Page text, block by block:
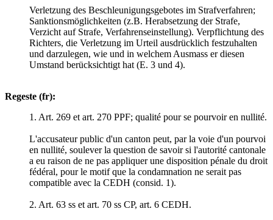
Verletzung des Beschleunigungsgebotes im Strafverfahren;
Sanktionsmöglichkeiten (z.B. Herabsetzung der Strafe,
Verzicht auf Strafe, Verfahrenseinstellung). Verpflichtung des
Richters, die Verletzung im Urteil ausdrücklich festzuhalten
und darzulegen, wie und in welchem Ausmass er diesen
Umstand berücksichtigt hat (E. 3 und 4).
Regeste (fr):
1. Art. 269 et art. 270 PPF; qualité pour se pourvoir en nullité.
L'accusateur public d'un canton peut, par la voie d'un pourvoi
en nullité, soulever la question de savoir si l'autorité cantonale
a eu raison de ne pas appliquer une disposition pénale du droit
fédéral, pour le motif que la condamnation ne serait pas
compatible avec la CEDH (consid. 1).
2. Art. 63 ss et art. 70 ss CP, art. 6 CEDH.